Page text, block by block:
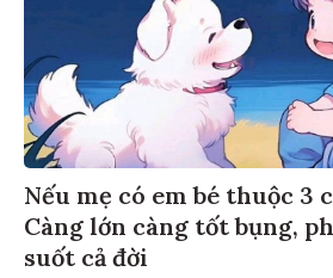
Nếu mẹ có em bé thuộc 3
Càng lớn càng tốt bụng,
suốt cả đời